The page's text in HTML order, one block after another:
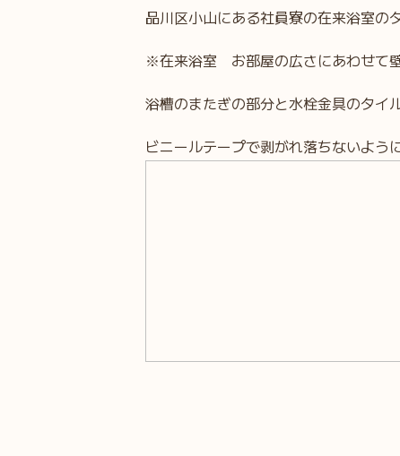
品川区小山にある社員寮の在来浴室の
※在来浴室 お部屋の広さにあわせて
浴槽のまたぎの部分と水栓金具のタイ
ビニールテープで剥がれ落ちないよう